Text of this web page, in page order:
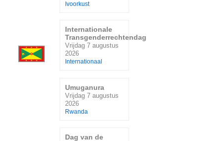
Ivoorkust
Internationale
Transgenderrechtendag
Vrijdag 7 augustus
2026
Internationaal
Umuganura
Vrijdag 7 augustus
2026
Rwanda
Dag van de